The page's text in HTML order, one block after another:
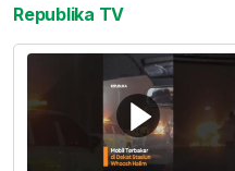
Republika TV